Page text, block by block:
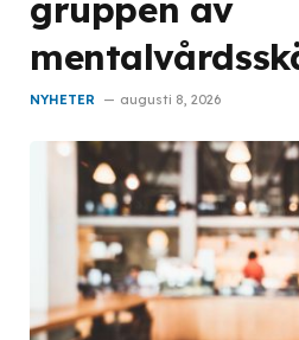
gruppen av
NYHETER augusti 8, 2026